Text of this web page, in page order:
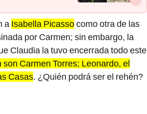
a Isabella Picassocomo otra de las
por Carmen; sin embargo, la
Claudia la tuvo encerrada todo este
Carmen Torres; Leonardo, el
Casas. ¿Quién podrá ser el rehén?